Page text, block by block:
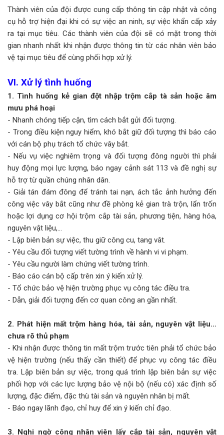
Thành viên của đội được cung cấp thông tin cập nhật và công
cụ hỗ trợ hiện đại khi có sự việc an ninh, sự việc khẩn cấp xảy
ra tại mục tiêu. Các thành viên của đội sẽ có mặt trong thời
gian nhanh nhất khi nhận được thông tin từ các nhân viên bảo
vệ tại mục tiêu để cùng phối hợp xử lý.
VI. Xử lý tình huống
1. Tình huống kẻ gian đột nhập trộm cắp tà sản hoặc âm
mưu phá hoại
- Nhanh chóng tiếp cận, tìm cách bắt gửi đối tượng.
- Trong điều kiện nguy hiểm, khó bắt giữ đối tượng thì báo cáo
với cán bộ phụ trách tổ chức vây bắt.
- Nếu vụ việc nghiêm trọng và đối tượng đông người thì phải
huy động mọi lực lượng, báo ngay cảnh sát 113 và đề nghị sự
hỗ trợ từ quần chúng nhân dân.
- Giải tán đám đông để tránh tai nạn, ách tắc ảnh hưởng đến
công việc vây bắt cũng như đề phòng kẻ gian trà trộn, lẩn trốn
hoặc lợi dụng cơ hội trộm cắp tài sản, phương tiện, hàng hóa,
nguyên vật liệu,…
- Lập biên bản sự việc, thu giữ công cu, tang vât.
- Yêu cầu đối tượng viết tường trình về hành vi vi phạm.
- Yêu cầu người làm chứng viết tường trình.
- Báo cáo cán bộ cấp trên xin ý kiến xử lý.
- Tổ chức bảo vệ hiện trường phục vụ công tác điều tra.
- Dẫn, giải đối tượng đến cơ quan công an gần nhất.
2. Phát hiện mất trộm hàng hóa, tài sản, nguyên vật liệu…
chưa rõ thủ phạm
- Khi nhận được thông tin mất trộm trước tiên phải tổ chức bảo
vệ hiện trường (nếu thấy cần thiết) để phục vụ công tác điều
tra. Lập biên bản sự việc, trong quá trình lập biên bản sự việc
phối hợp với các lực lượng bảo vệ nội bộ (nếu có) xác định số
lượng, đặc điểm, đặc thù tài sản và nguyên nhân bị mất.
- Báo ngay lãnh đạo, chỉ huy để xin ý kiến chỉ đạo.
3. Nghi ngờ công nhân viên lấy cắp tài sản, nguyên vật